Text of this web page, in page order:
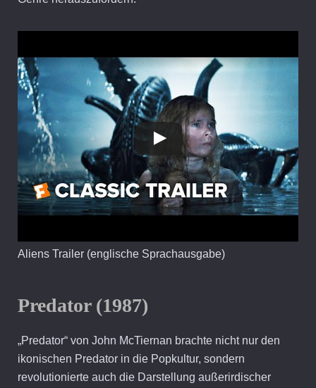
Aliens Trailer (englische Sprachausgabe)
Predator (1987)
„Predator“ von John McTiernan brachte nicht nur den
ikonischen Predator in die Popkultur, sondern
revolutionierte auch die Darstellung außerirdischer